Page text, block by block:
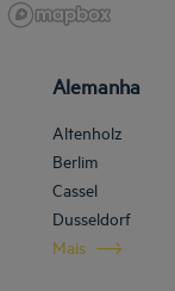
Alemanha
Altenholz
Berlim
Cassel
Dusseldorf
Mais